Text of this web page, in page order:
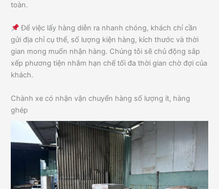
toàn.
Để việc lấy hàng diễn ra nhanh chóng, khách chỉ cần
gửi địa chỉ cụ thể, số lượng kiện hàng, kích thước và thời
gian mong muốn nhận hàng. Chúng tôi sẽ chủ động sắp
xếp phương tiện nhằm hạn chế tối đa thời gian chờ đợi của
khách.
Chành xe có nhận vận chuyển hàng số lượng ít, hàng
ghép